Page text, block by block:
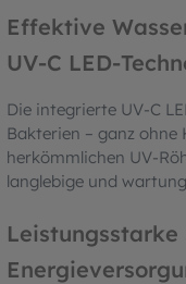
Effektive
UV-C LED-
Die integrierte UV-C
Bakterien – ganz
herkömmlichen UV-
langlebige und